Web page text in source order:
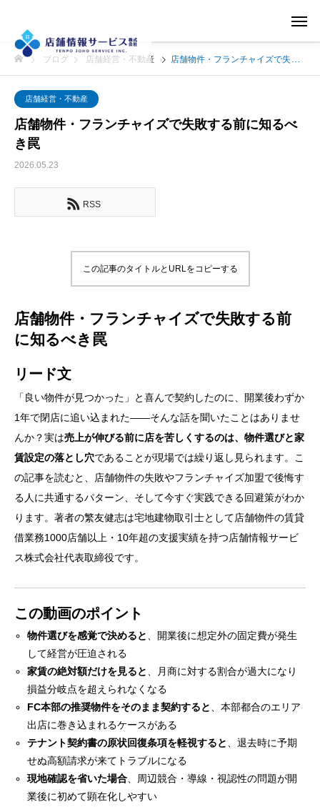
ブログ 店舗経営・不動産 店舗物件・フランチャイズで失敗する前に知るべき罠
店舗経営・不動産
店舗物件・フランチャイズで失敗する前に知るべ
き罠
2026.05.23
RSS
この記事のタイトルとURLをコピーする
店舗物件・フランチャイズで失敗する前
に知るべき罠
リード文
「良い物件が見つかった」と喜んで契約したのに、開業後わずか
1年で閉店に追い込まれた——そんな話を聞いたことはありませ
んか？実は売上が伸びる前に店を苦しくするのは、物件選びと家
賃設定の落とし穴であることが現場では繰り返し見られます。こ
の記事を読むと、店舗物件の失敗やフランチャイズ加盟で後悔す
る人に共通するパターン、そして今すぐ実践できる回避策がわか
ります。著者の繁友健志は宅地建物取引士として店舗物件の賃貸
借業務1000店舗以上・10年超の支援実績を持つ店舗情報サービ
ス株式会社代表取締役です。
この動画のポイント
物件選びを感覚で決めると
、開業後に想定外の固定費が発生
して経営が圧迫される
家賃の絶対額だけを見ると
、月商に対する割合が過大になり
損益分岐点を超えられなくなる
FC本部の推奨物件をそのまま契約すると
、本部都合のエリア
出店に巻き込まれるケースがある
テナント契約書の原状回復条項を軽視すると
、退去時に予期
せぬ高額請求が来てトラブルになる
現地確認を省いた場合 、周辺競合・導線・視認性の問題が開
業後に初めて顕在化しやすい